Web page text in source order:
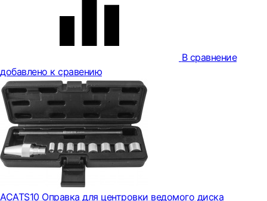
В сравнение
добавлено к сравению
ACATS10 Оправка для центровки ведомого диска